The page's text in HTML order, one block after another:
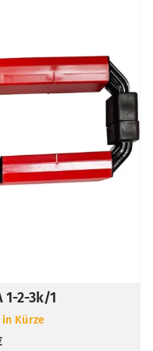
1-2-3k/1
Kürze